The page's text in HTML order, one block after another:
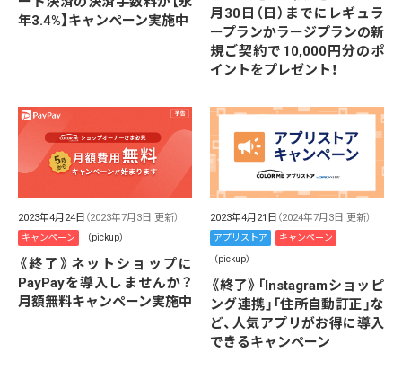
年3.4%】キャンペーン実施中
月30日（日）までにレギュラ
ープランかラージプランの新
規ご契約で10,000円分のポ
イントをプレゼント！
2023年4月24日 （2023年7月3日 更新）
キャンペーン （pickup）
《終了》ネットショップに
PayPayを導入しませんか？
月額無料キャンペーン実施中
2023年4月21日 （2024年7月3日 更新）
アプリストア キャンペーン
（pickup）
《終了》「Instagramショッピ
ング連携」「住所自動訂正」な
ど、人気アプリがお得に導入
できるキャンペーン